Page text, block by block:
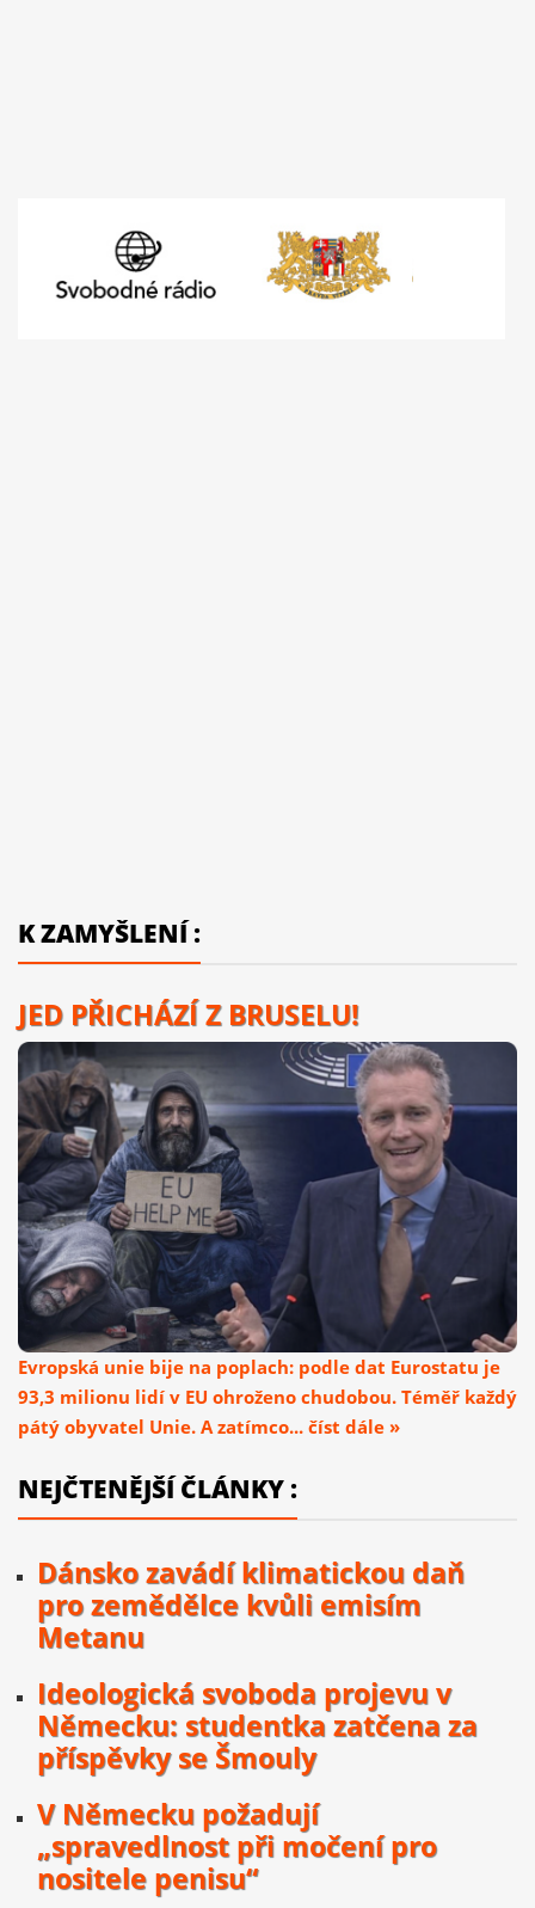
K ZAMYŠLENÍ :
JED PŘICHÁZÍ Z BRUSELU!
Evropská unie bije na poplach: podle dat Eurostatu je
93,3 milionu lidí v EU ohroženo chudobou. Téměř každý
pátý obyvatel Unie. A zatímco... číst dále »
NEJČTENĚJŠÍ ČLÁNKY :
Dánsko zavádí klimatickou daň
pro zemědělce kvůli emisím
Metanu
Ideologická svoboda projevu v
Německu: studentka zatčena za
příspěvky se Šmouly
V Německu požadují
„spravedlnost při močení pro
nositele penisu“